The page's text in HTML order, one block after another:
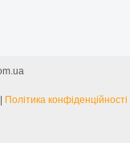
| Політика конфіденційності